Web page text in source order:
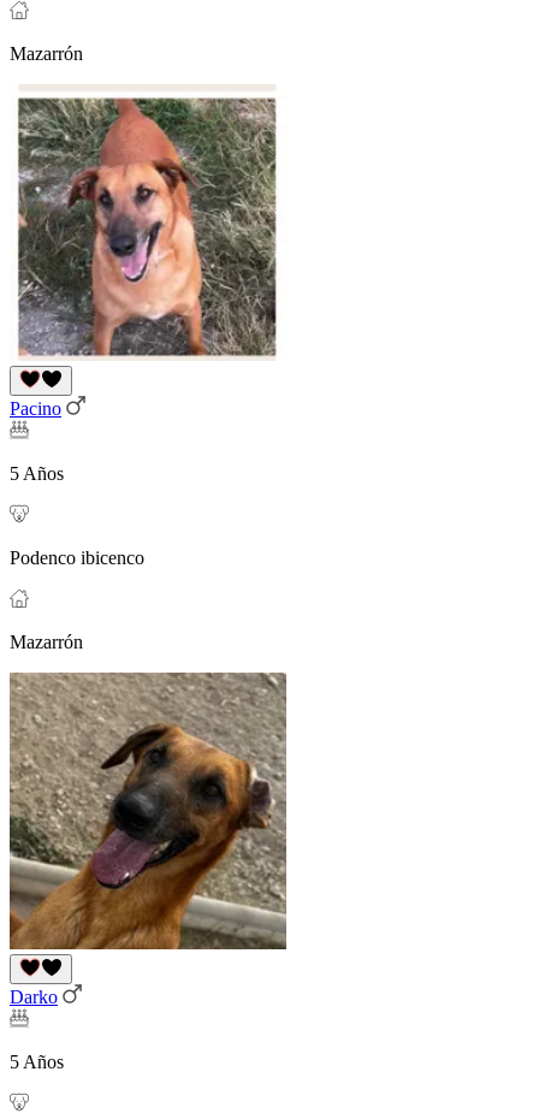
Mazarrón
Pacino
5 Años
Podenco ibicenco
Mazarrón
Darko
5 Años